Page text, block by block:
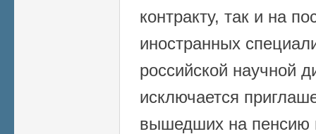
контракту, так и на
иностранных
российской научной
исключается
вышедших на пенсию